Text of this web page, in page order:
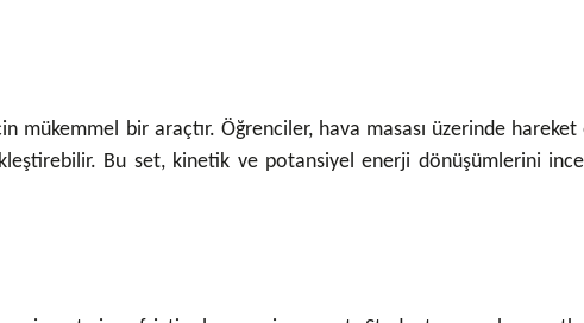
bir araçtır. Öğrenciler, hava masası üzerinde
Bu set, kinetik ve potansiyel enerji dönüşümlerini